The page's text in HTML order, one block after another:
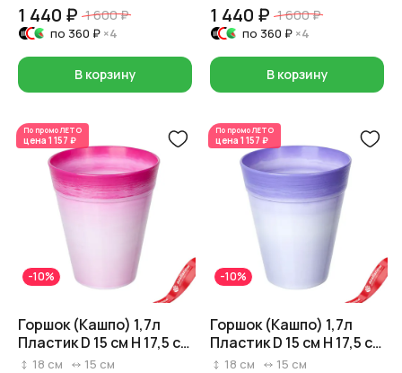
1 440 ₽ 1 600 ₽
по 360 ₽ ×4
В корзину
1 440 ₽ 1 600 ₽
по 360 ₽ ×4
В корзину
По промоЛЕТО
цена 1 157 ₽
-10%
Горшок (Кашпо) 1,7л
Пластик D 15 см H 17,5 см
Розовый
18 см 15 см
По промоЛЕТО
цена 1 157 ₽
-10%
Горшок (Кашпо) 1,7л
Пластик D 15 см H 17,5 см
Сиреневый
18 см 15 см